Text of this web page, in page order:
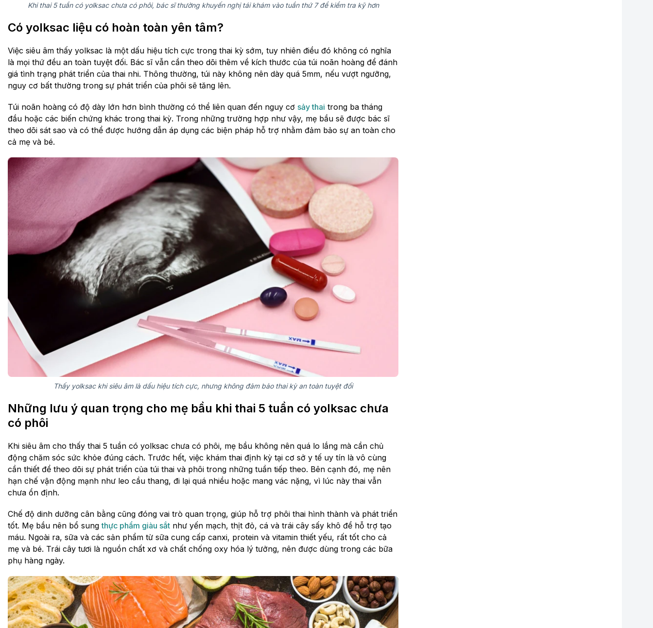
Khi thai 5 tuần có yolksac chưa có phôi, bác sĩ thường khuyến nghị tái khám vào tuần thứ 7 để kiểm tra kỹ hơn
Có yolksac liệu có hoàn toàn yên tâm?
Việc siêu âm thấy yolksac là một dấu hiệu tích cực trong thai kỳ sớm, tuy nhiên điều đó không có nghĩa
là mọi thứ đều an toàn tuyệt đối. Bác sĩ vẫn cần theo dõi thêm về kích thước của túi noãn hoàng để đánh
giá tình trạng phát triển của thai nhi. Thông thường, túi này không nên dày quá 5mm, nếu vượt ngưỡng,
nguy cơ bất thường trong sự phát triển của phôi sẽ tăng lên.
Túi noãn hoàng có độ dày lớn hơn bình thường có thể liên quan đến nguy cơ sảy thai trong ba tháng
đầu hoặc các biến chứng khác trong thai kỳ. Trong những trường hợp như vậy, mẹ bầu sẽ được bác sĩ
theo dõi sát sao và có thể được hướng dẫn áp dụng các biện pháp hỗ trợ nhằm đảm bảo sự an toàn cho
cả mẹ và bé.
Thấy yolksac khi siêu âm là dấu hiệu tích cực, nhưng không đảm bảo thai kỳ an toàn tuyệt đối
Những lưu ý quan trọng cho mẹ bầu khi thai 5 tuần có yolksac chưa
có phôi
Khi siêu âm cho thấy thai 5 tuần có yolksac chưa có phôi, mẹ bầu không nên quá lo lắng mà cần chủ
động chăm sóc sức khỏe đúng cách. Trước hết, việc khám thai định kỳ tại cơ sở y tế uy tín là vô cùng
cần thiết để theo dõi sự phát triển của túi thai và phôi trong những tuần tiếp theo. Bên cạnh đó, mẹ nên
hạn chế vận động mạnh như leo cầu thang, đi lại quá nhiều hoặc mang vác nặng, vì lúc này thai vẫn
chưa ổn định.
Chế độ dinh dưỡng cân bằng cũng đóng vai trò quan trọng, giúp hỗ trợ phôi thai hình thành và phát triển
tốt. Mẹ bầu nên bổ sungthực phẩm giàu sắt như yến mạch, thịt đỏ, cá và trái cây sấy khô để hỗ trợ tạo
máu. Ngoài ra, sữa và các sản phẩm từ sữa cung cấp canxi, protein và vitamin thiết yếu, rất tốt cho cả
mẹ và bé. Trái cây tươi là nguồn chất xơ và chất chống oxy hóa lý tưởng, nên được dùng trong các bữa
phụ hàng ngày.